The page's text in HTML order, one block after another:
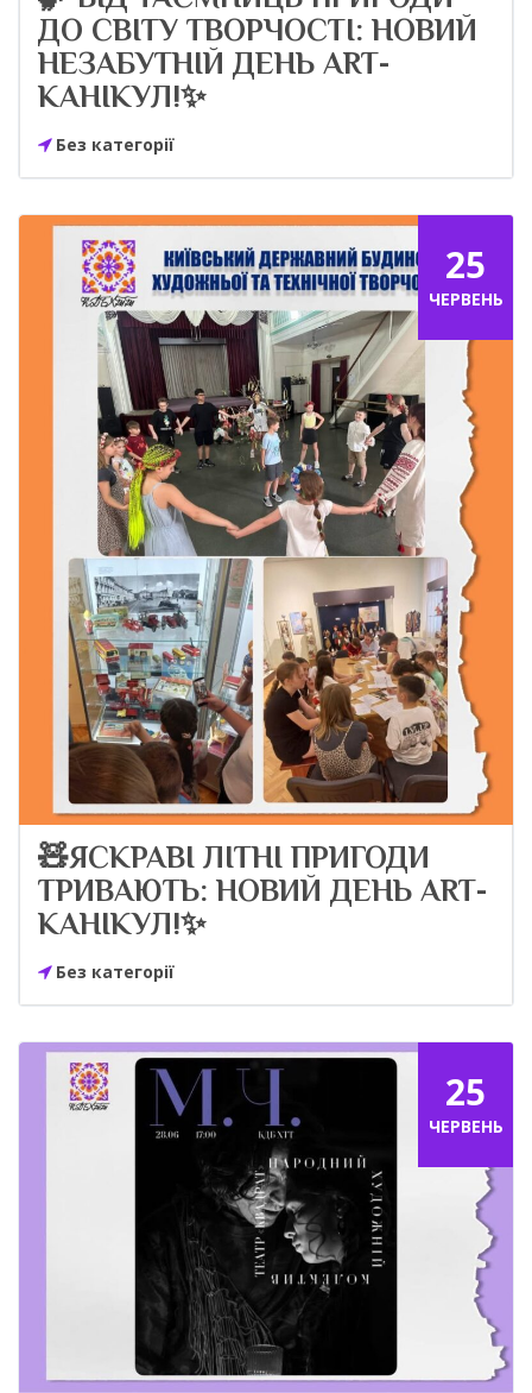
ДО СВІТУ ТВОРЧОСТІ: НОВИЙ
НЕЗАБУТНІЙ ДЕНЬ ART-
КАНІКУЛ!✨
Без категорії
🧸ЯСКРАВІ ЛІТНІ ПРИГОДИ
ТРИВАЮТЬ: НОВИЙ ДЕНЬ ART-
КАНІКУЛ!✨
Без категорії
25
ЧЕРВЕНЬ
25
ЧЕРВЕНЬ